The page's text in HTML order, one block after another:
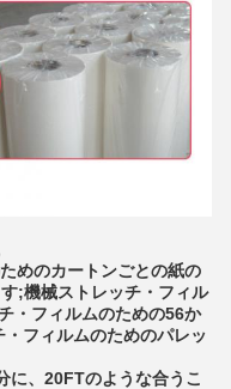
めのカートンごとの紙の
;機械ストレッチ・フィル
・フィルムのための56か
フィルムのためのパレッ
に、20FTのような合うこ